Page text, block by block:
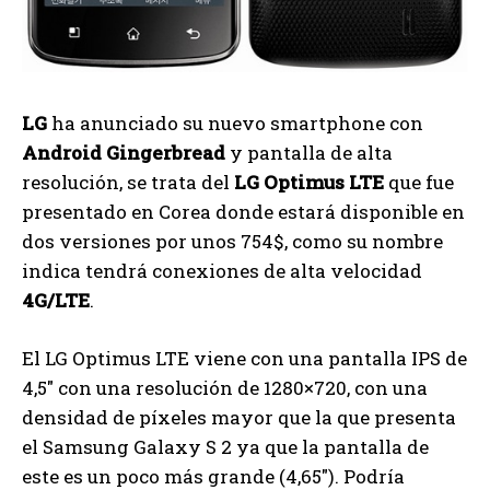
LG ha anunciado su nuevo smartphone con
Android Gingerbread y pantalla de alta
resolución, se trata del LG Optimus LTE que fue
presentado en Corea donde estará disponible en
dos versiones por unos 754$, como su nombre
indica tendrá conexiones de alta velocidad
4G/LTE.
El LG Optimus LTE viene con una pantalla IPS de
4,5″ con una resolución de 1280×720, con una
densidad de píxeles mayor que la que presenta
el Samsung Galaxy S 2 ya que la pantalla de
este es un poco más grande (4,65″). Podría